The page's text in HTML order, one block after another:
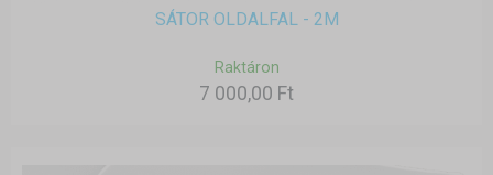
SÁTOR OLDALFAL - 2M
Raktáron
7 000,00 Ft